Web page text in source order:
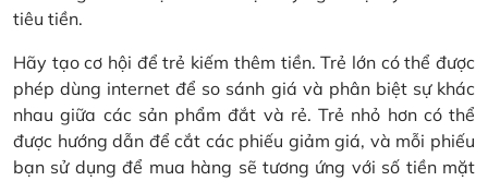
tiêu tiền.
Hãy tạo cơ hội để trẻ kiếm thêm tiền. Trẻ lớn có thể được
phép dùng internet để so sánh giá và phân biệt sự khác
nhau giữa các sản phẩm đắt và rẻ. Trẻ nhỏ hơn có thể
được hướng dẫn để cắt các phiếu giảm giá, và mỗi phiếu
bạn sử dụng để mua hàng sẽ tương ứng với số tiền mặt